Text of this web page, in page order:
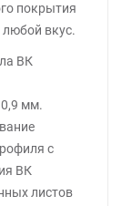
покрытия
любой вкус.
ВК
мм.
с
ВК
листов